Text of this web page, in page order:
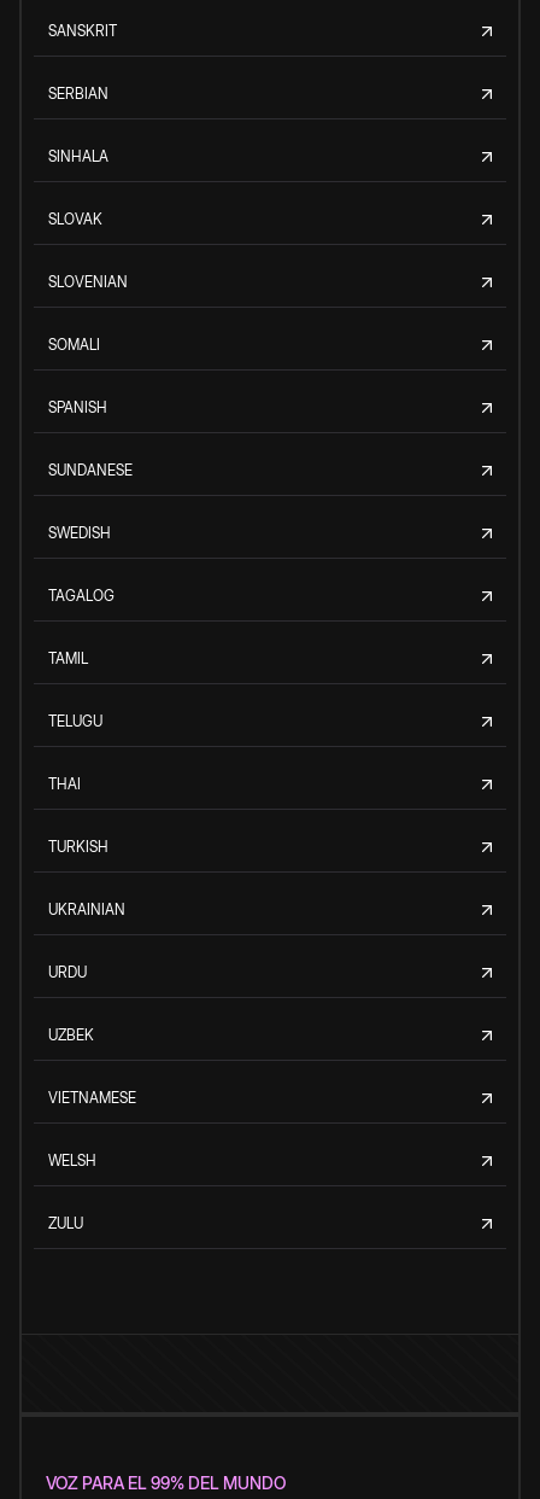
SANSKRIT
SERBIAN
SINHALA
SLOVAK
SLOVENIAN
SOMALI
SPANISH
SUNDANESE
SWEDISH
TAGALOG
TAMIL
TELUGU
THAI
TURKISH
UKRAINIAN
URDU
UZBEK
VIETNAMESE
WELSH
ZULU
VOZ PARA EL 99% DEL MUNDO